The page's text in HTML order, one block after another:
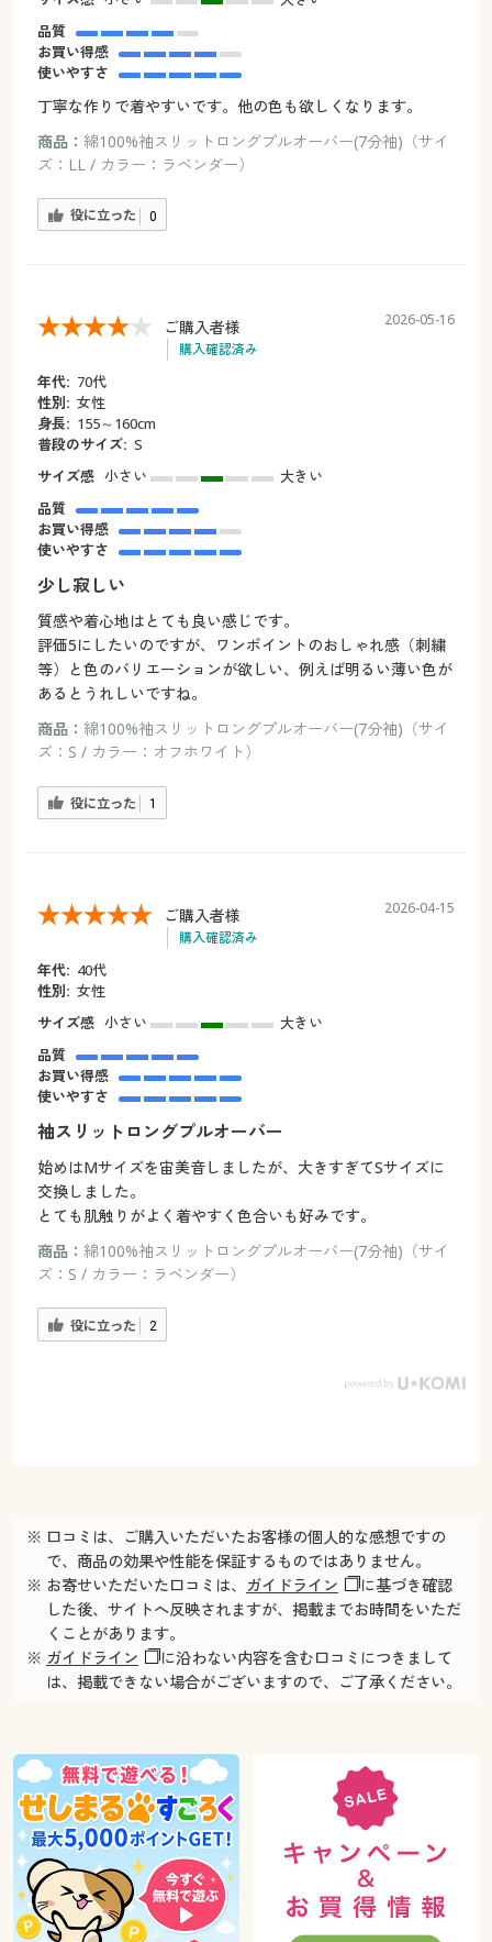
品質
お買い得感
使いやすさ
丁寧な作りで着やすいです。他の色も欲しくなります。
商品： 綿100%袖スリットロングプルオーバー(7分袖)（サイ
ズ：LL / カラー：ラベンダー）
役に立った 0
ご購入者様
購入確認済み
2026-05-16
年代: 70代
性別: 女性
身長: 155～160cm
普段のサイズ: S
サイズ感 小さい
大きい
品質
お買い得感
使いやすさ
少し寂しい
質感や着心地はとても良い感じです。
評価5にしたいのですが、ワンポイントのおしゃれ感（刺繍
等）と色のバリエーションが欲しい、例えば明るい薄い色が
あるとうれしいですね。
商品： 綿100%袖スリットロングプルオーバー(7分袖)（サイ
ズ：S / カラー：オフホワイト）
役に立った 1
ご購入者様
購入確認済み
2026-04-15
年代: 40代
性別: 女性
サイズ感 小さい
大きい
品質
お買い得感
使いやすさ
袖スリットロングプルオーバー
始めはMサイズを宙美音しましたが、大きすぎてSサイズに
交換しました。
とても肌触りがよく着やすく色合いも好みです。
商品： 綿100%袖スリットロングプルオーバー(7分袖)（サイ
ズ：S / カラー：ラベンダー）
役に立った 2
※ 口コミは、ご購入いただいたお客様の個人的な感想ですの
で、商品の効果や性能を保証するものではありません。
※ お寄せいただいた口コミは、 ガイドライン
に基づき確認
した後、サイトへ反映されますが、掲載までお時間をいただ
くことがあります。
※ ガイドライン
に沿わない内容を含む口コミにつきまして
は、掲載できない場合がございますので、ご了承ください。